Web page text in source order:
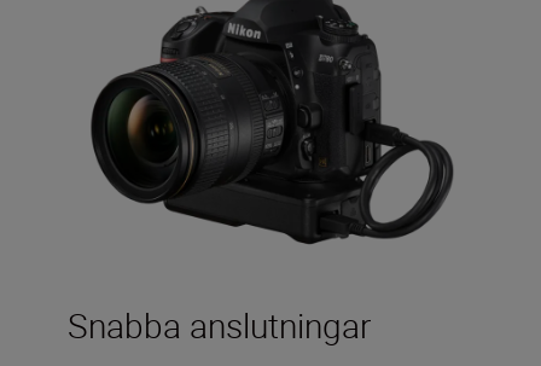
Snabba anslutningar